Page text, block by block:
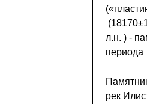
л.н. ) -
периода
рек